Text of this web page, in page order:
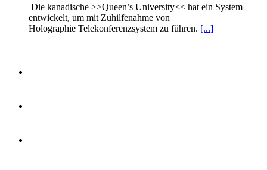
Die kanadische >>Queen’s University<< hat ein System
entwickelt, um mit Zuhilfenahme von
Holographie Telekonferenzsystem zu führen. [...]